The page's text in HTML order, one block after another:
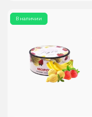
В наличии